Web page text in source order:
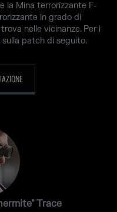
la Mina terrorizzante F-
in grado di
nelle vicinanze. Per i
patch di seguito.
Trace